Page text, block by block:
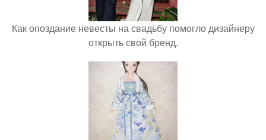
Как опоздание невесты на свадьбу помогло дизайнеру
открыть свой бренд.